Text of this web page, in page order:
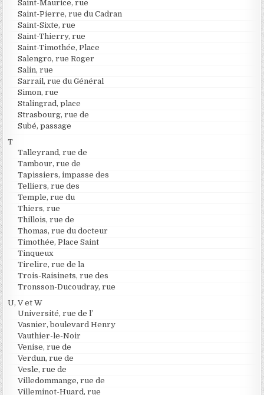
Saint-Maurice, rue
Saint-Pierre, rue du Cadran
Saint-Sixte, rue
Saint-Thierry, rue
Saint-Timothée, Place
Salengro, rue Roger
Salin, rue
Sarrail, rue du Général
Simon, rue
Stalingrad, place
Strasbourg, rue de
Subé, passage
T
Talleyrand, rue de
Tambour, rue de
Tapissiers, impasse des
Telliers, rue des
Temple, rue du
Thiers, rue
Thillois, rue de
Thomas, rue du docteur
Timothée, Place Saint
Tinqueux
Tirelire, rue de la
Trois-Raisinets, rue des
Tronsson-Ducoudray, rue
U, V et W
Université, rue de l’
Vasnier, boulevard Henry
Vauthier-le-Noir
Venise, rue de
Verdun, rue de
Vesle, rue de
Villedommange, rue de
Villeminot-Huard, rue